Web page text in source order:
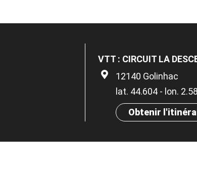
VTT : CIRCUIT LA
12140 Golinhac
lat. 44.604 - lon.
Obtenir